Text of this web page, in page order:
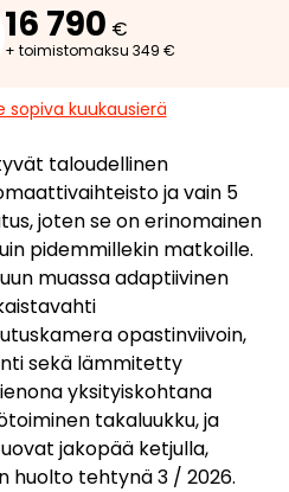
16 790 €
+ toimistomaksu 349 €
sopiva kuukausierä
taloudellinen
ja vain 5
joten se on erinomainen
pidemmillekin matkoille.
muassa adaptiivinen
opastinviivoin,
sekä lämmitetty
yksityiskohtana
takaluukku, ja
jakopää ketjulla,
huolto tehtynä 3 / 2026.